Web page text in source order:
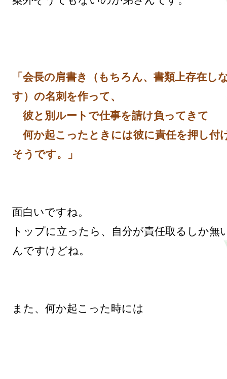
「会長の肩書き（もちろん、書類上存在し
す）の名刺を作って、
彼と別ルートで仕事を請け負ってきて
何か起こったときには彼に責任を押し付
そうです。」
面白いですね。
トップに立ったら、自分が責任取るしか無
んですけどね。
また、何か起こった時には